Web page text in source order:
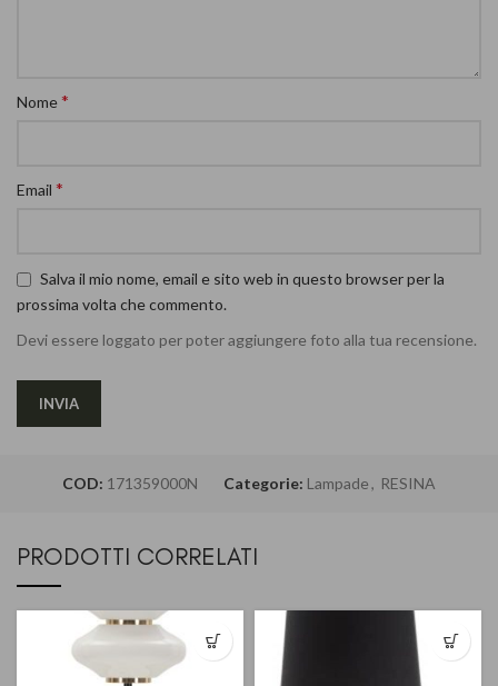
Nome*
Email *
Salva il mio nome, email e sito web in questo browser per la
prossima volta che commento.
Devi essere loggato per poter aggiungere foto alla tua recensione.
COD: 171359000N Categorie: Lampade, RESINA
PRODOTTI CORRELATI